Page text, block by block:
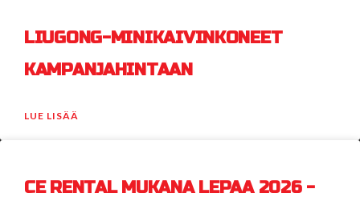
LIUGONG-MINIKAIVINKONEET
KAMPANJAHINTAAN
LUE LISÄÄ
CE RENTAL MUKANA LEPAA 2026 -